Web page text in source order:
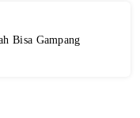
Bisa Gampang